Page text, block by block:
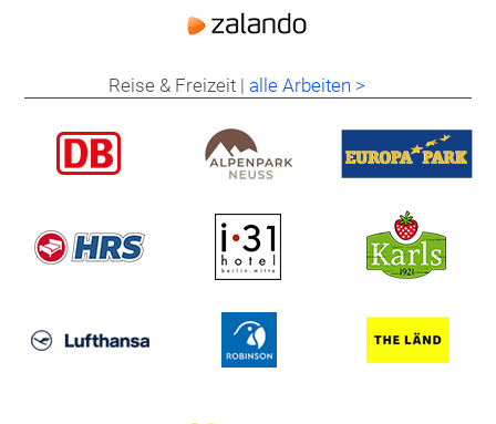
Reise & Freizeit | alle Arbeiten >